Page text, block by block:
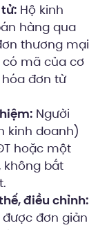
Hộ kinh
hàng qua
thương mại
mã của cơ
đơn từ
Người
kinh doanh)
hoặc một
không bắt
điều chỉnh:
được đơn giản